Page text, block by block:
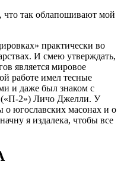
что так облапошивают мой
практически во
И смею утверждать,
является мировое
работе имел тесные
и даже был знаком с
(«П-2») Личо Джелли. У
о югославских масонах и о
я издалека, чтобы все